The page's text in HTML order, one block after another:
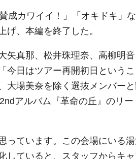
成カワイイ！」「オキドキ」な
、本編を終了した。
矢真那、松井珠理奈、高柳明
今日はツアー再開初日という
大場美奈を除く選抜メンバー
アルバム『革命の丘』のリー
っています。この会場にいる
していると、スタッフからキ